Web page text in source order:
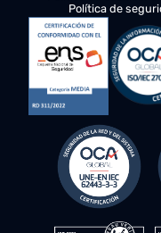
Integración
tierra o
© Instrumentación
Política de cookies
Política de